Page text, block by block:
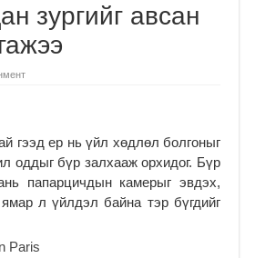
зургийг авсан
гээд ер нь үйл хөдлөл болгоныг
оддыг бүр залхааж орхидог. Бүр
папарцичдын камерыг эвдэх,
л үйлдэл байна тэр бүгдийг